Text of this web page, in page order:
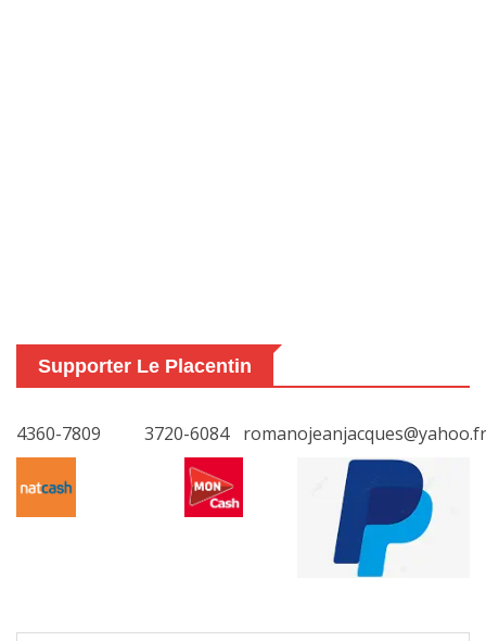
Supporter Le Placentin
4360-7809 3720-6084 romanojeanjacques@yahoo.fr